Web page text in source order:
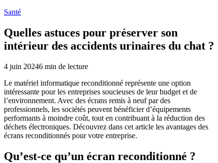
Santé
Quelles astuces pour préserver son
intérieur des accidents urinaires du chat ?
4 juin 20246 min de lecture
Le matériel informatique reconditionné représente une option
intéressante pour les entreprises soucieuses de leur budget et de
l’environnement. Avec des écrans remis à neuf par des
professionnels, les sociétés peuvent bénéficier d’équipements
performants à moindre coût, tout en contribuant à la réduction des
déchets électroniques. Découvrez dans cet article les avantages des
écrans reconditionnés pour votre entreprise.
Qu’est-ce qu’un écran reconditionné ?